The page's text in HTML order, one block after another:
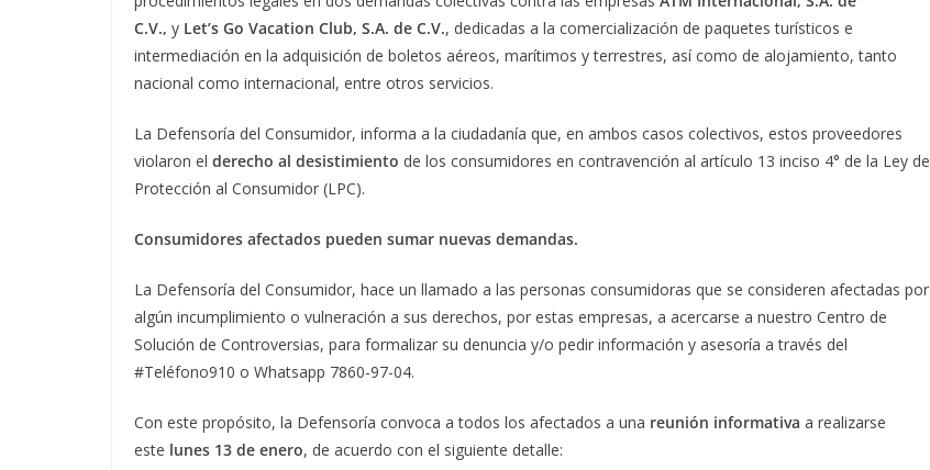
C.V., y Let’s Go Vacation Club, S.A. de C.V., dedicadas a la comercialización de paquetes turísticos e
intermediación en la adquisición de boletos aéreos, marítimos y terrestres, así como de alojamiento, tanto
nacional como internacional, entre otros servicios.
La Defensoría del Consumidor, informa a la ciudadanía que, en ambos casos colectivos, estos proveedores
violaron el derecho al desistimiento de los consumidores en contravención al artículo 13 inciso 4° de la Ley de
Protección al Consumidor (LPC).
Consumidores afectados pueden sumar nuevas demandas.
La Defensoría del Consumidor, hace un llamado a las personas consumidoras que se consideren afectadas por
algún incumplimiento o vulneración a sus derechos, por estas empresas, a acercarse a nuestro Centro de
Solución de Controversias, para formalizar su denuncia y/o pedir información y asesoría a través del
#Teléfono910 o Whatsapp 7860-97-04.
Con este propósito, la Defensoría convoca a todos los afectados a una reunión informativa a realizarse
este lunes 13 de enero, de acuerdo con el siguiente detalle: